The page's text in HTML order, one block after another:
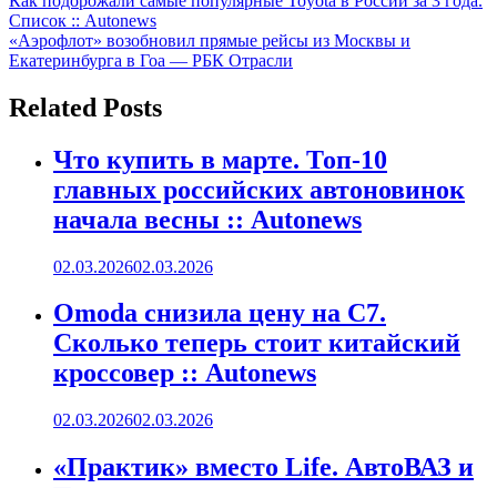
по
записям
Список :: Autonews
«Аэрофлот» возобновил прямые рейсы из Москвы и
Екатеринбурга в Гоа — РБК Отрасли
Related Posts
Что купить в марте. Топ-10
главных российских автоновинок
начала весны :: Autonews
02.03.202602.03.2026
Omoda снизила цену на C7.
Сколько теперь стоит китайский
кроссовер :: Autonews
02.03.202602.03.2026
«Практик» вместо Life. АвтоВАЗ и